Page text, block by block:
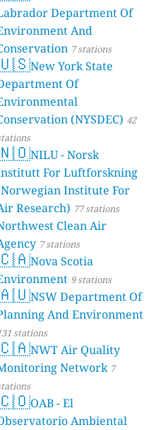
Department Of
And
7 stations
New York State
Of
(NYSDEC) 42
NILU - Norsk
For Luftforskning
Institute For
Research) 77 stations
Clean Air
7 stations
Nova Scotia
9 stations
NSW Department Of
And Environment
stations
NWT Air Quality
Network 7
OAB - El
Ambiental